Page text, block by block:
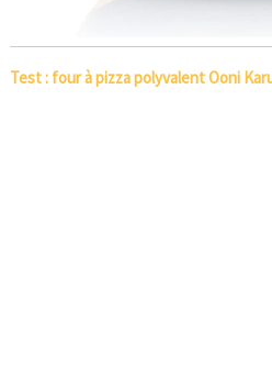
Test : four à pizza polyvalent Ooni